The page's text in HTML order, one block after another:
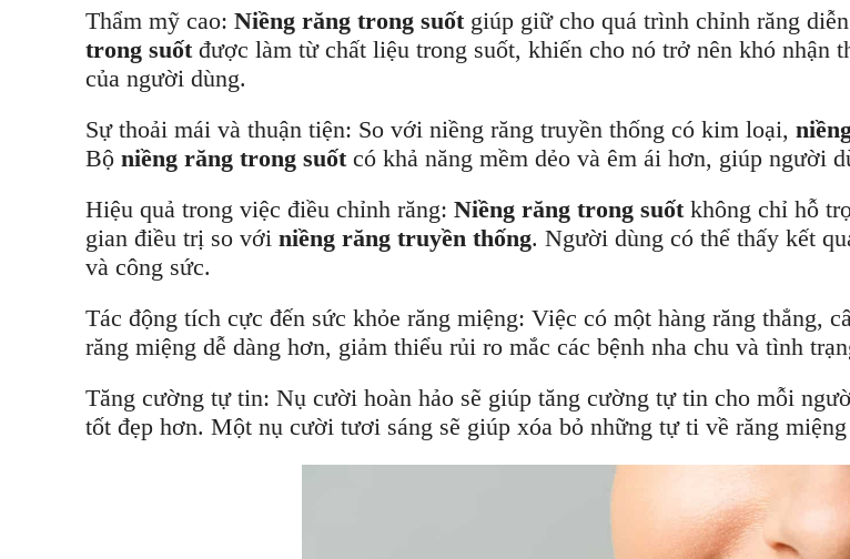
Thẩm mỹ cao: Niềng răng trong suốtgiúp giữ cho quá trình chỉnh răng
trong suốtđược làm từ chất liệu trong suốt, khiến cho nó trở nên khó nhận
của người dùng.
Sự thoải mái và thuận tiện: So với niềng răng truyền thống có kim loại,
Bộ niềng răng trong suốt có khả năng mềm dẻo và êm ái hơn, giúp người
Hiệu quả trong việc điều chỉnh răng: Niềng răng trong suốtkhông chỉ hỗ
gian điều trị so với niềng răng truyền thống. Người dùng có thể thấy kết
và công sức.
Tác động tích cực đến sức khỏe răng miệng: Việc có một hàng răng thẳng,
răng miệng dễ dàng hơn, giảm thiểu rủi ro mắc các bệnh nha chu và tình
Tăng cường tự tin: Nụ cười hoàn hảo sẽ giúp tăng cường tự tin cho mỗi
tốt đẹp hơn. Một nụ cười tươi sáng sẽ giúp xóa bỏ những tự ti về răng